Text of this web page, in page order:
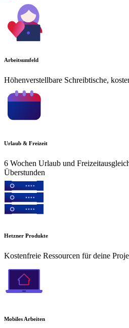
Arbeitsumfeld
Höhenverstellbare Schreibtische,
Urlaub & Freizeit
6 Wochen Urlaub und
Überstunden
Hetzner Produkte
Kostenfreie Ressourcen für deine
Mobiles Arbeiten